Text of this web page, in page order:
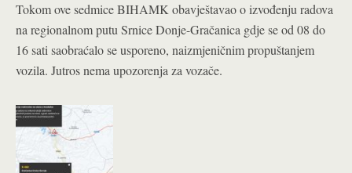
Tokom ove sedmice BIHAMK obavještavao o izvođenju radova
na regionalnom putu Srnice Donje-Gračanica gdje se od 08 do
16 sati saobraćalo se usporeno, naizmjeničnim propuštanjem
vozila. Jutros nema upozorenja za vozače.